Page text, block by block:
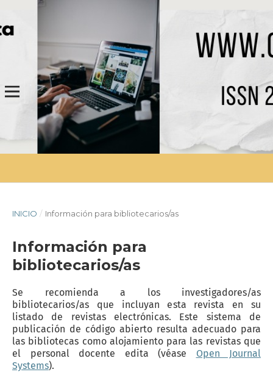
INICIO / Información para bibliotecarios/as
Información para
bibliotecarios/as
Se recomienda a los investigadores/as
bibliotecarios/as que incluyan esta revista en su
listado de revistas electrónicas. Este sistema de
publicación de código abierto resulta adecuado para
las bibliotecas como alojamiento para las revistas que
el personal docente edita (véase Open Journal
Systems).